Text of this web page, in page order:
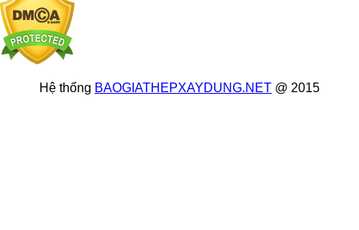
Hệ thống BAOGIATHEPXAYDUNG.NET @ 2015